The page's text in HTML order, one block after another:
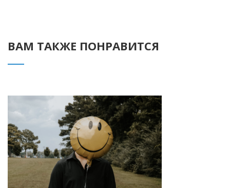
ВАМ ТАКЖЕ ПОНРАВИТСЯ